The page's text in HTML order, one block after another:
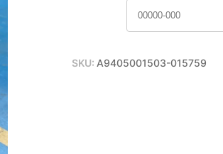
SKU: A9405001503-015759